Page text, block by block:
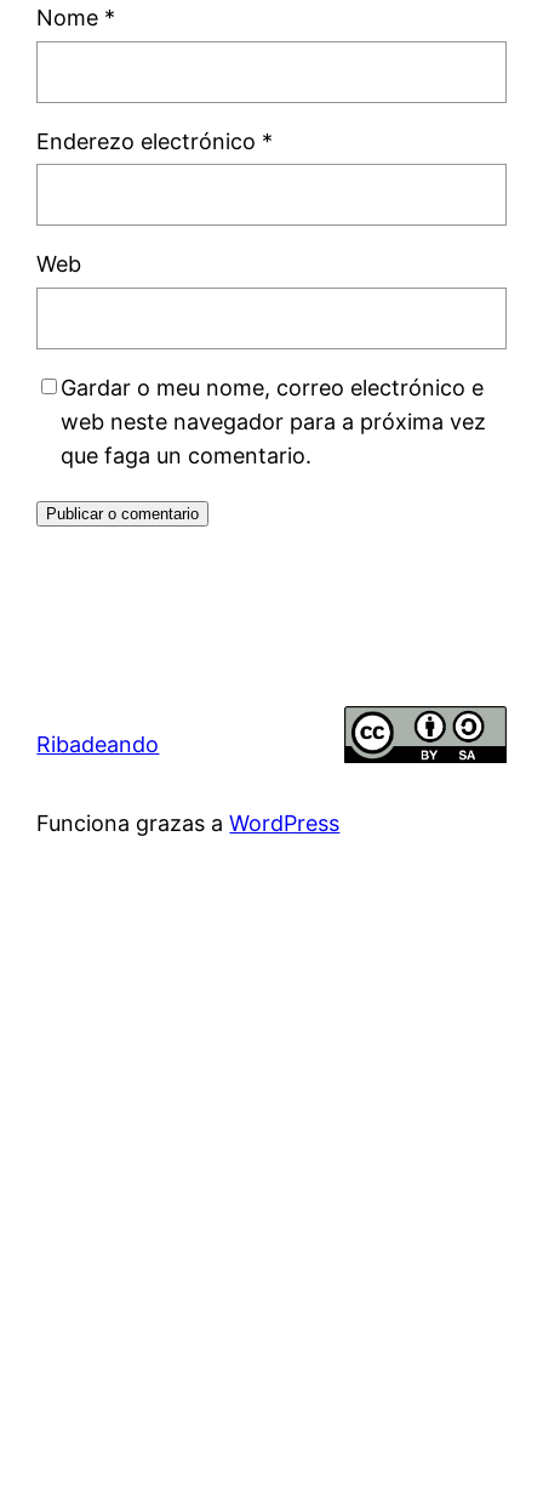
Nome *
Enderezo electrónico *
Web
Gardar o meu nome, correo electrónico e
web neste navegador para a próxima vez
que faga un comentario.
Ribadeando
Funciona grazas aWordPress